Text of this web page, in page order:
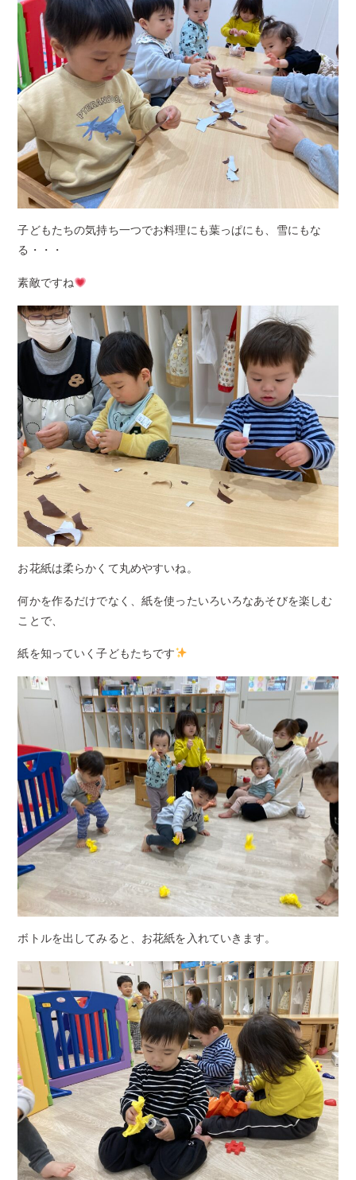
子どもたちの気持ち一つでお料理にも葉っぱにも、雪にもな
る・・・
素敵ですね
お花紙は柔らかくて丸めやすいね。
何かを作るだけでなく、紙を使ったいろいろなあそびを楽しむ
ことで、
紙を知っていく子どもたちです
ボトルを出してみると、お花紙を入れていきます。